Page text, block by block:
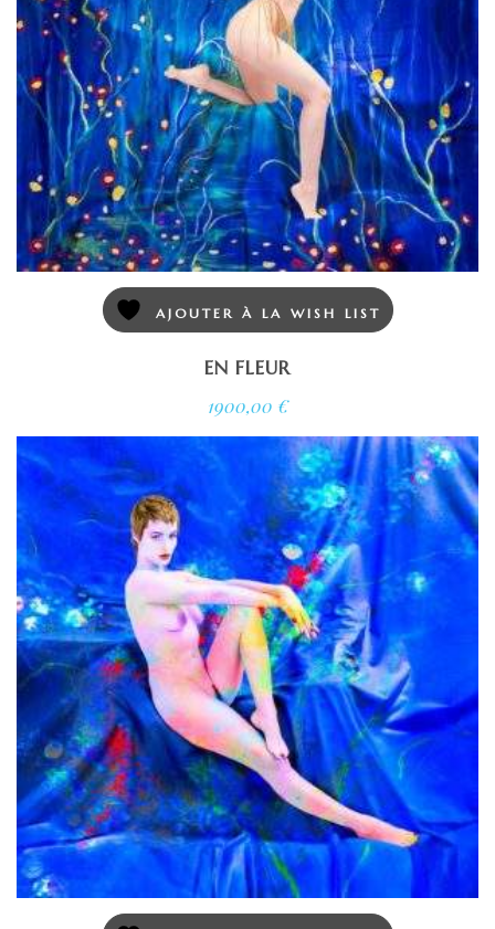
AJOUTER À LA WISH LIST
EN FLEUR
1900,00 €